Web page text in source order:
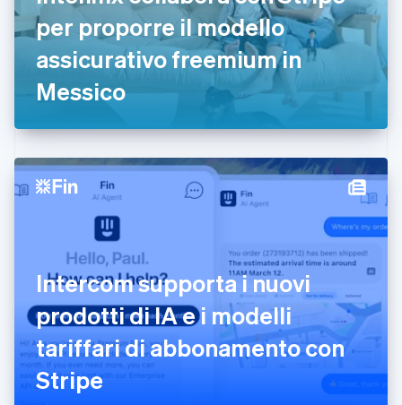
per proporre il modello
assicurativo freemium in
Messico
Intercom supporta i nuovi
prodotti di IA e i modelli
tariffari di abbonamento con
Stripe
Estonia
English
Finlandia
Francia
Germania
Giappone
日本語 English
Gibilterra
English
India
English
Irlanda
English
Italia
ItalianoEnglish
Lettonia
English